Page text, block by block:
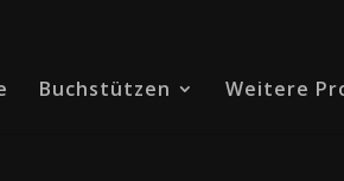
Buchstützen Weitere